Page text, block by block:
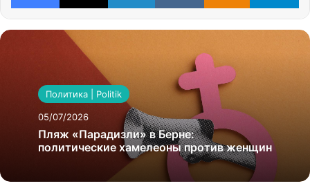
Политика | Politik
05/07/2026
Пляж «Парадизли» в Берне:
политические хамелеоны против женщин